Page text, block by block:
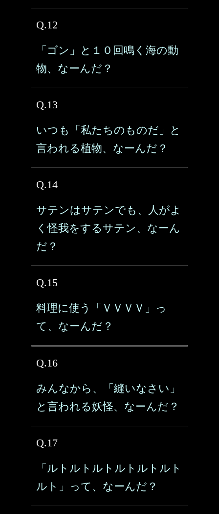
Q.12
「ゴン」と１０回鳴く海の動
物、なーんだ？
Q.13
いつも「私たちのものだ」と
言われる植物、なーんだ？
Q.14
サテンはサテンでも、人がよ
く怪我をするサテン、なーん
だ？
Q.15
料理に使う「ＶＶＶＶ」っ
て、なーんだ？
Q.16
みんなから、「縫いなさい」
と言われる妖怪、なーんだ？
Q.17
「ルトルトルトルトルトルト
ルト」って、なーんだ？